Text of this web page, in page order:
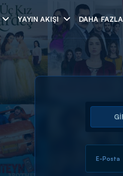
YAYIN AKIŞI DAHA FAZLA
E-Posta